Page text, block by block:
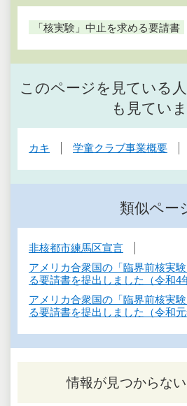
「核実験」中止を求める要請書
このページを見ている
も見てい
カキ 学童クラブ事業概要
類似ペー
非核都市練馬区宣言
アメリカ合衆国の「臨界前核実
る要請書を提出しました（令和4
アメリカ合衆国の「臨界前核実
る要請書を提出しました（令和元
情報が見つからな